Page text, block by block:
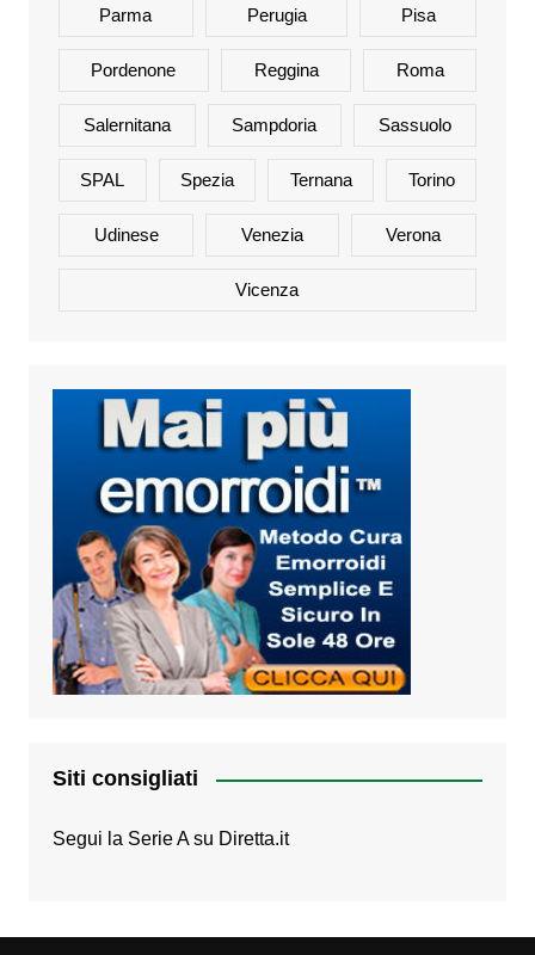
Parma Perugia Pisa
Pordenone Reggina Roma
Salernitana Sampdoria Sassuolo
SPAL Spezia Ternana Torino
Udinese Venezia Verona
Vicenza
Siti consigliati
Segui la Serie A su Diretta.it